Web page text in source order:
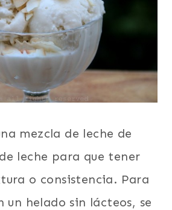
mezcla de leche de
leche para que tener
o consistencia. Para
un helado sin lácteos, se